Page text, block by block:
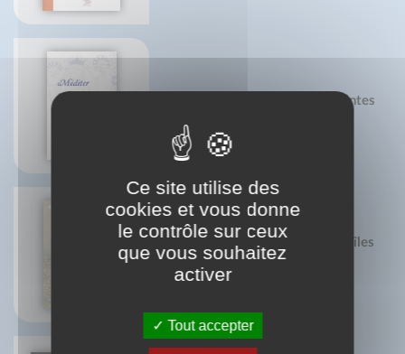
Méditer le Rosaire avec les Saintes
Dictionnaire étymologique des îles
françaises
Claude Gantet
Ce site utilise des
cookies et vous donne
le contrôle sur ceux
que vous souhaitez
activer
Tout accepter